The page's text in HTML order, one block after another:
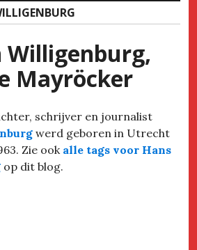
Willigenburg,
Mayröcker
schrijver en journalist
werd geboren in Utrecht
Zie ook alle tags voor Hans
op dit blog.